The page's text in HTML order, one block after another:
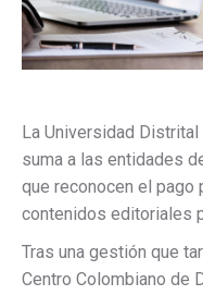
La Universidad
suma a las entidades
que reconocen el pago
contenidos editoriales
Tras una gestión que
Centro Colombiano de